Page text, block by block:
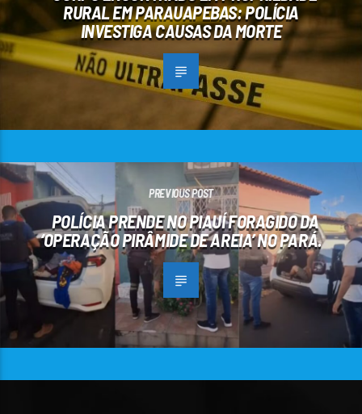
RURAL EM PARAUAPEBAS: POLÍCIA
INVESTIGA CAUSAS DA MORTE
PREVIOUS POST
POLÍCIA PRENDE NO PIAUÍ FORAGIDO DA
‘OPERAÇÃO PIRÂMIDE DE AREIA’ NO PARÁ.